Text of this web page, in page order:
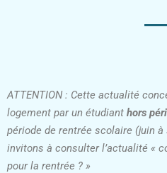
ATTENTION : Cette actualité
logement par un étudiant hors
période de rentrée scolaire (juin
invitons à consulter l’actualité «
pour la rentrée ? »